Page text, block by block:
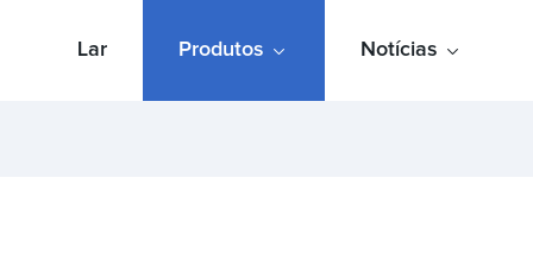
Lar Produtos Notícias